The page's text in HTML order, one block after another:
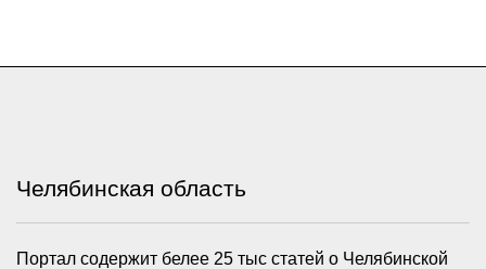
Челябинская область
Портал содержит белее 25 тыс статей о Челябинской